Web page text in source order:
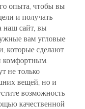
опыта, чтобы вы
и получать
наш сайт, вы
вам угловые
которые сделают
комфортным.
не только
вещей, но и
возможность
качественной